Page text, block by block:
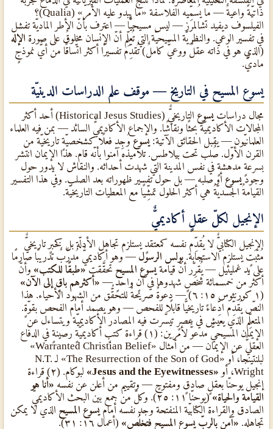
ذاتيّةً واعيةٌ — ما يُسمِّيه الفلاسفة «ما يبدو عليه الأمر» (Qualia)؟
الفيلسوف ديفيد تشالمرز — ليس مسيحيًّا — اعترف بأنّ الأطر الماديّة تفشل
في تفسير الوعي. والنظريّة المسيحيّة التي تُعلِّم أنّ الإنسان مخلوقٌ على صورة الإله
(الذي هو في ذاته عقلٌ ووعيٌّ كاملٌ) تُقدِّم تفسيرًا أكثر اتّساقًا من أيٌّ نموذجٍ
ماديٌّ.
يسوع المسيح في التاريخ — موقف علم الدراسات الدينيّة
مجال دراسات يسوع
التاريخيٌّ (Historical Jesus Studies) أحد أكثر
المجالات الأكاديميّة بحثًا ونقاشًا. والإجماع الأكاديميٌّ السائد — بمن فيه العلماء
العلمانيّون — يقبل الحقائق الآتية: يسوع وُجِد فعلًا كشخصيّةٍ تاريخيّة من
القرن الأوّل. صُلب تحت بيلاطس. تلاميذه آمنوا بأنّه قام. هذا الإيمان انتشر
بسرعةٍ مدهشةٍ في نفس المدينة التي شهدت أحداثه. والنقاش لا يدور حول
وجود يسوع أو صلبه — بل حول تفسير ظهوراته بعد الصلب. وفي هذا التفسير
القيامةُ الجسديّةُ هي أكثر الحلول تمشِّيًا مع المعطيات التاريخيّة.
الإنجيل لكلّ عقلٍ أكاديميٌّ
الإنجيل الكتابيٌّ لا يُقدِّم نفسه كمعتقدٍ يستلزم تجاهل الأدلّة بل كخبرٍ تاريخيٌّ
مُثبَتٍ يستلزم الاستجابة.بولس الرسول — وهو أكاديميٌّ مُدرَّبٌ تدريبًا صارمًا
على يد غمليئيل — يُقرِّر أنّ قيامة يسوع المسيح تحقَّقت«طبقًا للكتب» وأنّ
أكثر من خمسمائة شخصٍ شهدوها في آنٍ واحدٍ — «أكثرهم باقٍ إلى الآن»
(١ كورنثوس ١٥: ٦) — دعوةٌ صريحةٌ للتحقُّق من الشهود الأحياء. هذا
النصّ يُقدِّم ادِّعاءً تاريخيًّا قابلًا للفحص — وهو يصمد أمام الفحص بقوّةٍ.
المتعلِّم الذي يعيش في عصرٍ تيسَّرت فيه المصادر الأكاديميّة ويتساءل عن
الإيمان المسيحيٌّ مدعوٌّ لأمرين: (١) قراءة كتبٍ أكاديميّةٍ رصينةٍ في الدفاع
العقليٌّ عن الإيمان — من أمثال «Warranted Christian Belief»
لبلنتينجا، أو «The Resurrection of the Son of God» لـ N.T.
Wright، أو
«Jesus and the Eyewitnesses»
لبوكام. (٢) قراءة
إنجيل يوحنّا بعقلٍ صادقٍ ومفتوحٍ — وتقييم من أعلن عن نفسه «أنا هو
القيامة والحياة»
(يوحنّا ١١: ٢٥). وكلّ من جمع بين البحث الأكاديميٌّ
الصادق والقراءة الكتابيّة المنفتحة وجد نفسه أمام يسوع المسيح الذي لا يمكن
تجاهله. «آمِن بالربّ يسوع المسيح فتخلُص» (أعمال ١٦: ٣١).